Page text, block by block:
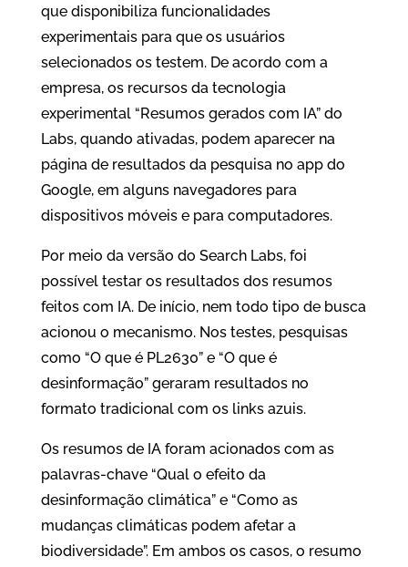
que disponibiliza funcionalidades
experimentais para que os usuários
selecionados os testem. De acordo com a
empresa, os recursos da tecnologia
experimental “Resumos gerados com IA” do
Labs, quando ativadas, podem aparecer na
página de resultados da pesquisa no app do
Google, em alguns navegadores para
dispositivos móveis e para computadores.
Por meio da versão do Search Labs, foi
possível testar os resultados dos resumos
feitos com IA. De início, nem todo tipo de busca
acionou o mecanismo. Nos testes, pesquisas
como “O que é PL2630” e “O que é
desinformação” geraram resultados no
formato tradicional com os links azuis.
Os resumos de IA foram acionados com as
palavras-chave “Qual o efeito da
desinformação climática” e “Como as
mudanças climáticas podem afetar a
biodiversidade”. Em ambos os casos, o resumo